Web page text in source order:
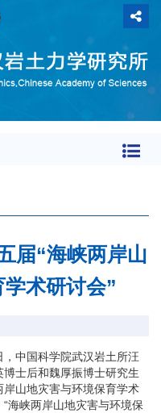
届“海峡两岸山
术研讨会”
国科学院武汉岩土所汪
士后和魏厚振博士研究生
山地灾害与环境保育学术
海峡两岸山地灾害与环境保